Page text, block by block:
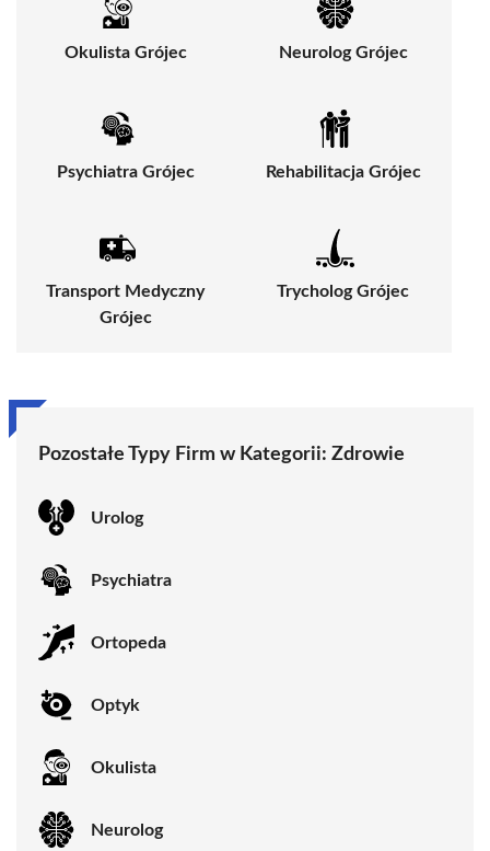
Okulista Grójec Neurolog Grójec
Psychiatra Grójec Rehabilitacja Grójec
Transport Medyczny
Grójec
Trycholog Grójec
Pozostałe Typy Firm w Kategorii: Zdrowie
Urolog
Psychiatra
Ortopeda
Optyk
Okulista
Neurolog